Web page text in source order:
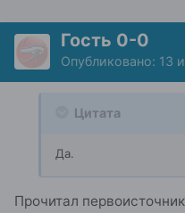
Гость 0-0
Опубликовано: 13
Цитата
Да.
Прочитал